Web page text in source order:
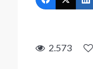
2.573